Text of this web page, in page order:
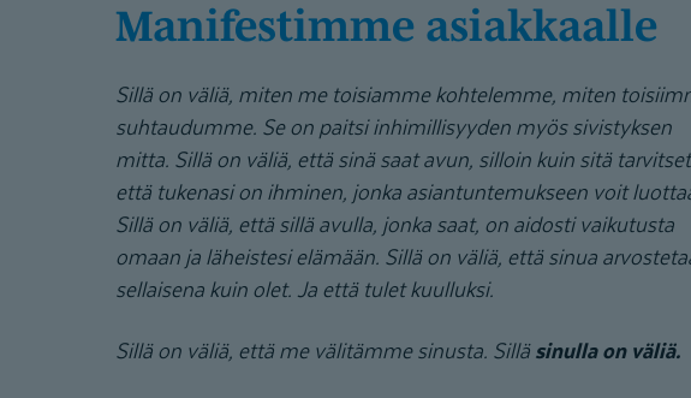
Manifestimme asiakkaalle
Sillä on väliä, miten me toisiamme kohtelemme, miten
suhtaudumme. Se on paitsi inhimillisyyden myös sivistyksen
mitta. Sillä on väliä, että sinä saat avun, silloin kuin sitä
että tukenasi on ihminen, jonka asiantuntemukseen voit
Sillä on väliä, että sillä avulla, jonka saat, on aidosti vaikutusta
omaan ja läheistesi elämään. Sillä on väliä, että sinua
sellaisena kuin olet. Ja että tulet kuulluksi.
Sillä on väliä, että me välitämme sinusta. Silläsinulla on väliä.